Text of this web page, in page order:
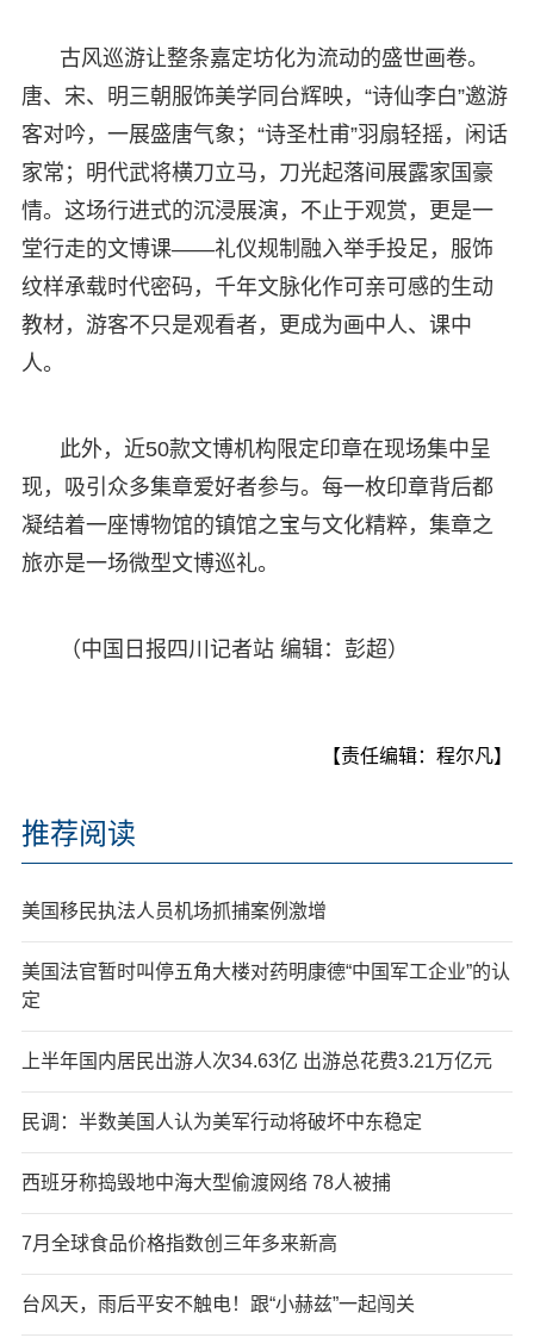
古风巡游让整条嘉定坊化为流动的盛世画卷。
唐、宋、明三朝服饰美学同台辉映，“诗仙李白”邀游
客对吟，一展盛唐气象；“诗圣杜甫”羽扇轻摇，闲话
家常；明代武将横刀立马，刀光起落间展露家国豪
情。这场行进式的沉浸展演，不止于观赏，更是一
堂行走的文博课——礼仪规制融入举手投足，服饰
纹样承载时代密码，千年文脉化作可亲可感的生动
教材，游客不只是观看者，更成为画中人、课中
人。
此外，近50款文博机构限定印章在现场集中呈
现，吸引众多集章爱好者参与。每一枚印章背后都
凝结着一座博物馆的镇馆之宝与文化精粹，集章之
旅亦是一场微型文博巡礼。
（中国日报四川记者站 编辑：彭超）
【责任编辑：程尔凡】
推荐阅读
美国移民执法人员机场抓捕案例激增
美国法官暂时叫停五角大楼对药明康德“中国军工企业”的认
定
上半年国内居民出游人次34.63亿 出游总花费3.21万亿元
民调：半数美国人认为美军行动将破坏中东稳定
西班牙称捣毁地中海大型偷渡网络 78人被捕
7月全球食品价格指数创三年多来新高
台风天，雨后平安不触电！跟“小赫兹”一起闯关